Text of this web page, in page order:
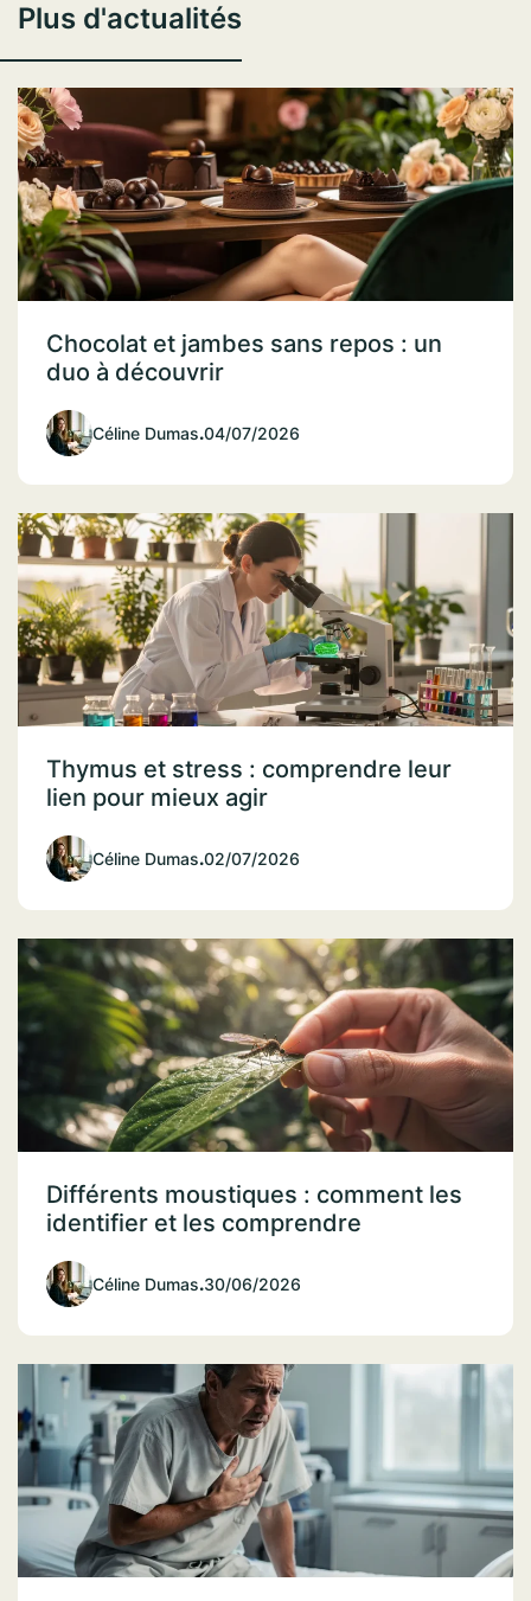
Plus d'actualités
Chocolat et jambes sans repos : un
duo à découvrir
Céline Dumas.04/07/2026
Thymus et stress : comprendre leur
lien pour mieux agir
Céline Dumas.02/07/2026
Différents moustiques : comment les
identifier et les comprendre
Céline Dumas.30/06/2026